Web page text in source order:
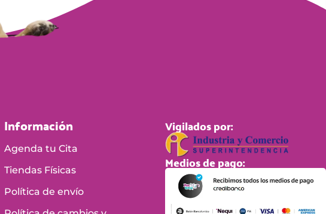
Información
Agenda tu Cita
Tiendas Físicas
Política de envío
Vigilados por:
Medios de pago: